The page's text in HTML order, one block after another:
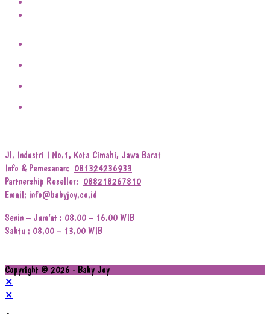
Jl. Industri I No.1, Kota Cimahi, Jawa Barat
Info & Pemesanan: 081324236933
Partnership Reseller: 088218267810
Email: info@babyjoy.co.id
Senin – Jum’at : 08.00 – 16.00 WIB
Sabtu : 08.00 – 13.00 WIB
Copyright © 2026 - Baby Joy
×
×